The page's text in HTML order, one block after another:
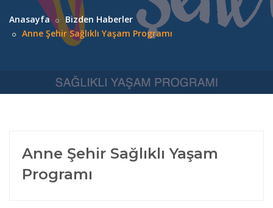
Anasayfa
Bizden Haberler
Anne Şehir Sağlıklı Yaşam Programı
Anne Şehir Sağlıklı Yaşam
Programı